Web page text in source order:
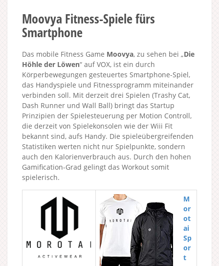
Moovya Fitness-Spiele fürs
Smartphone
Das mobile Fitness Game Moovya, zu sehen bei „Die
Höhle der Löwen“ auf VOX, ist ein durch
Körperbewegungen gesteuertes Smartphone-Spiel,
das Handyspiele und Fitnessprogramm miteinander
verbinden soll. Mit derzeit drei Spielen (Trashy Cat,
Dash Runner und Wall Ball) bringt das Startup
Prinzipien der Spielesteuerung per Motion Controll,
die derzeit von Spielekonsolen wie der Wiii Fit
bekannt sind, aufs Handy. Die spieleübergreifenden
Statistiken werten nicht nur Spielpunkte, sondern
auch den Kalorienverbrauch aus. Durch den hohen
Gamification-Grad gelingt das Workout somit
spielerisch.
M
or
ot
ai
Sp
or
t